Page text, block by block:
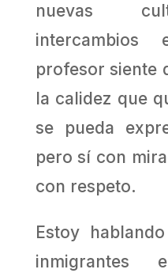
nuevas
profesor siente
la calidez que
se pueda
pero sí con
con respeto.
Estoy
inmigrantes